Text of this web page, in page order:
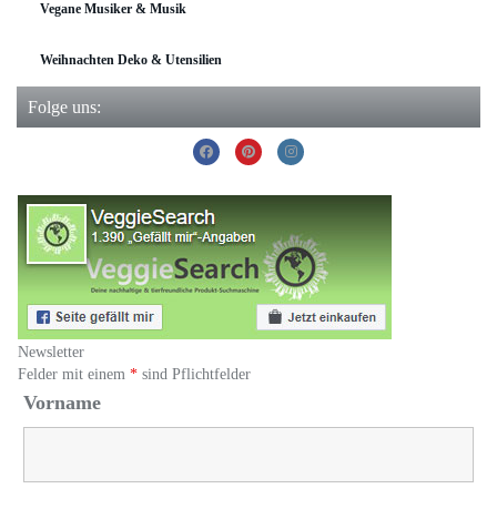
Vegane Musiker & Musik
Weihnachten Deko & Utensilien
Folge uns:
Newsletter
Felder mit einem * sind Pflichtfelder
Vorname